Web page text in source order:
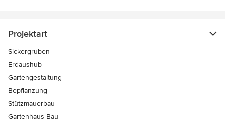
Projektart
Sickergruben
Erdaushub
Gartengestaltung
Bepflanzung
Stützmauerbau
Gartenhaus Bau